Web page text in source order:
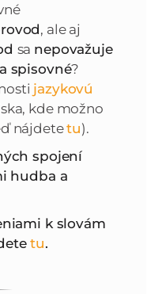
, ale aj
sa nepovažuje
spisovné?
jazykovú
kde možno
nájdetetu).
spojení
hudba a
k slovám
tu.